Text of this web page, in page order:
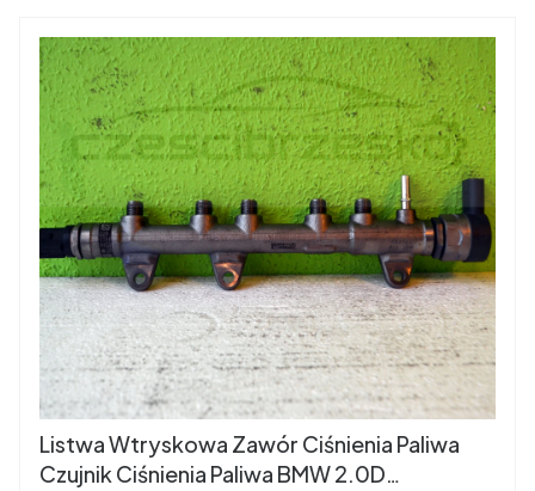
Listwa Wtryskowa Zawór Ciśnienia Paliwa
Czujnik Ciśnienia Paliwa BMW 2.0D